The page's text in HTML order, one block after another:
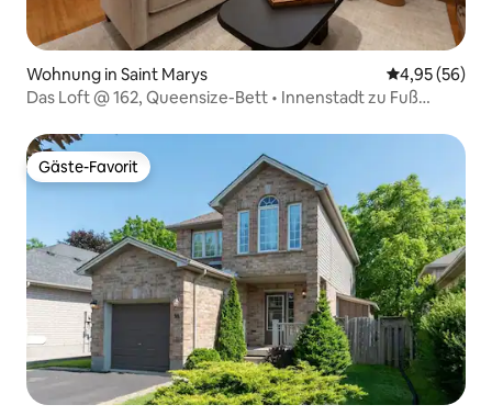
Wohnung in Saint Marys
4,95 (56)
Das Loft @ 162, Queensize-Bett • Innenstadt zu Fuß
Gäste-Favorit
Gäste-Favorit